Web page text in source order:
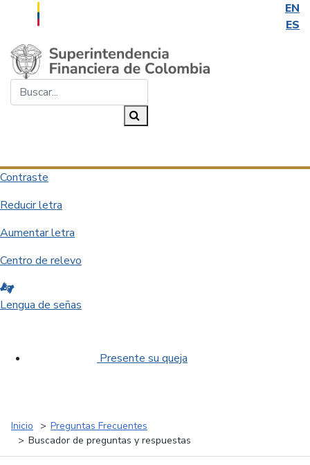
EN
ES
Saltar al contenido principal
Contraste
Reducir letra
Aumentar letra
Centro de relevo
Lengua de señas
Presente su queja
Inicio
Preguntas Frecuentes
Buscador de preguntas y respuestas